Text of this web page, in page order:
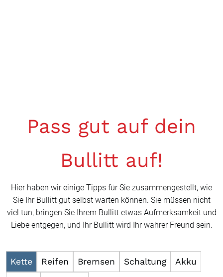
Pass gut auf dein
Bullitt auf!
Hier haben wir einige Tipps für Sie zusammengestellt, wie
Sie Ihr Bullitt gut selbst warten können. Sie müssen nicht
viel tun, bringen Sie Ihrem Bullitt etwas Aufmerksamkeit und
Liebe entgegen, und Ihr Bullitt wird Ihr wahrer Freund sein.
Kette Reifen Bremsen Schaltung Akku